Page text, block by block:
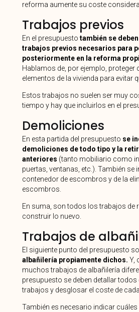
reforma aumente su coste
Trabajos previos
En el presupuesto también se
trabajos previos necesarios para
posteriormente en la reforma
Hablamos de, por ejemplo, proteger
elementos de la vivienda para evitar
Estos trabajos no suelen ser muy
tiempo y hay que incluirlos en el
Demoliciones
En esta partida del presupuesto se
demoliciones de todo tipo y la
anteriores (tanto mobiliario como
puertas, ventanas, etc.). También se
contenedor de escombros y de la
escombros.
En suma, son todos los trabajos de
construir lo nuevo.
Trabajos de
El siguiente punto del presupuesto
albañilería propiamente dichos. Y,
muchos trabajos de albañilería
presupuesto se deben detallar
trabajos y desglosar el coste de
También es necesario indicar